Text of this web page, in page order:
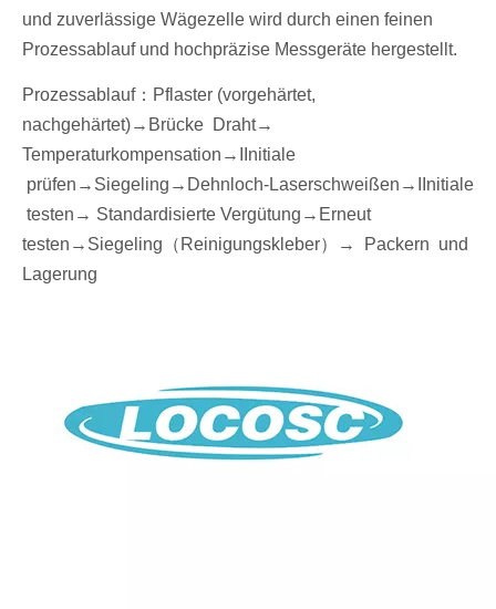
und zuverlässige Wägezelle wird durch einen feinen
Prozessablauf und hochpräzise Messgeräte hergestellt.
Prozessablauf： Pflaster (vorgehärtet,
nachgehärtet)→ Brücke Draht→
Temperaturkompensation→
Initiale
prüfen →Siegel ing→Dehnloch-Laserschweißen →
Initiale
testen→ Standardisierte Vergütung →Erneut
testen →Siegel ing （ Reinigungskleber） → Packern und
Lagerung